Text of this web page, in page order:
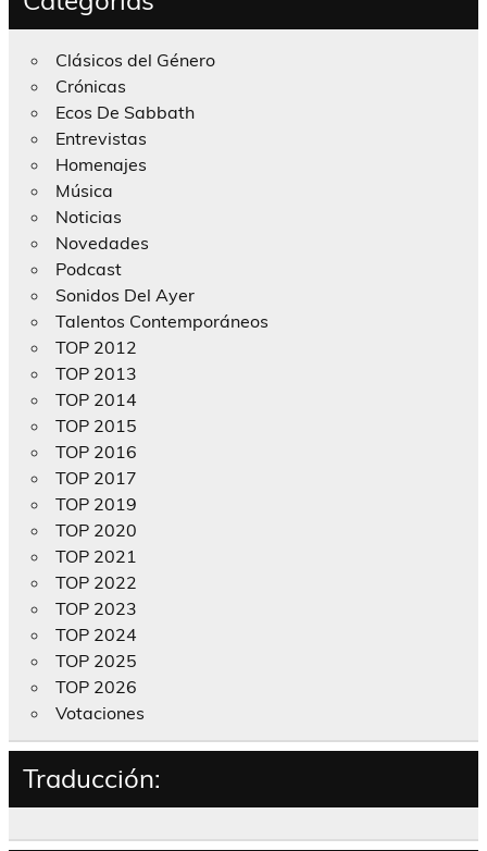
Clásicos del Género
Crónicas
Ecos De Sabbath
Entrevistas
Homenajes
Música
Noticias
Novedades
Podcast
Sonidos Del Ayer
Talentos Contemporáneos
TOP 2012
TOP 2013
TOP 2014
TOP 2015
TOP 2016
TOP 2017
TOP 2019
TOP 2020
TOP 2021
TOP 2022
TOP 2023
TOP 2024
TOP 2025
TOP 2026
Votaciones
Traducción: